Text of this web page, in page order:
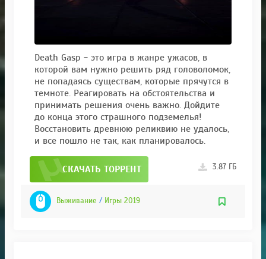
Death Gasp - это игра в жанре ужасов, в
которой вам нужно решить ряд головоломок,
не попадаясь существам, которые прячутся в
темноте. Реагировать на обстоятельства и
принимать решения очень важно. Дойдите
до конца этого страшного подземелья!
Восстановить древнюю реликвию не удалось,
и все пошло не так, как планировалось.
СКАЧАТЬ ТОРРЕНТ 3.87 ГБ
Выживание / Игры 2019